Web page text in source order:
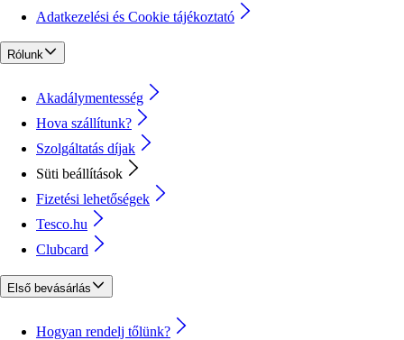
Adatkezelési és Cookie tájékoztató
Rólunk
Akadálymentesség
Hova szállítunk?
Szolgáltatás díjak
Süti beállítások
Fizetési lehetőségek
Tesco.hu
Clubcard
Első bevásárlás
Hogyan rendelj tőlünk?